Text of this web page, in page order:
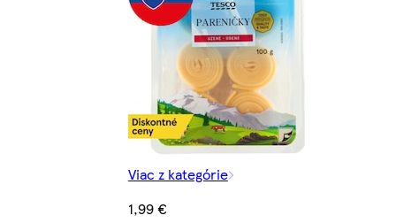
Viac z kategórie
1,99 €